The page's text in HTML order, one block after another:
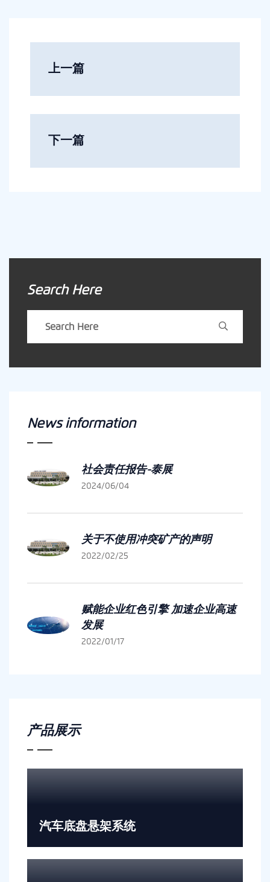
上一篇
下一篇
Search Here
News information
社会责任报告-泰展
2024/06/04
关于不使用冲突矿产的声明
2022/02/25
赋能企业红色引擎 加速企业高速
发展
2022/01/17
产品展示
汽车底盘悬架系统